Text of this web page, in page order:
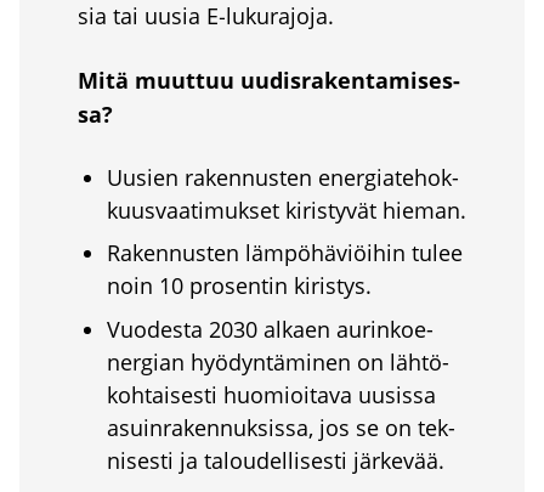
sia tai uusia E‑lukurajoja.
Mitä muut­tuu uudis­ra­ken­ta­mi­ses­
sa?
Uusien raken­nus­ten ener­gia­te­hok­
kuus­vaa­ti­muk­set kiris­ty­vät hie­man.
Raken­nus­ten läm­pö­hä­viöi­hin tulee
noin 10 pro­sen­tin kiris­tys.
Vuo­des­ta 2030 alkaen aurin­koe­
ner­gian hyö­dyn­tä­mi­nen on läh­tö­
koh­tai­ses­ti huo­mioi­ta­va uusis­sa
asuin­ra­ken­nuk­sis­sa, jos se on tek­
ni­ses­ti ja talou­del­li­ses­ti jär­ke­vää.